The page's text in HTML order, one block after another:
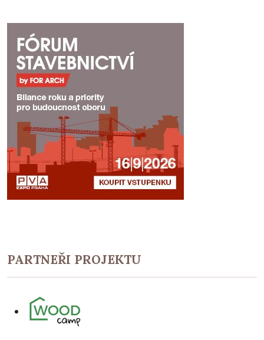
PARTNEŘI PROJEKTU